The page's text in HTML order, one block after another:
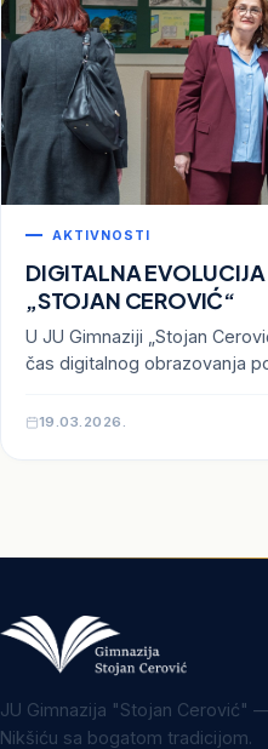
AKTIVNOSTI
DIGITALNA EVOLUCIJA
„STOJAN CEROVIĆ“
U JU Gimnaziji „Stojan
čas digitalnog obrazovanja
19.03.2026.
JU Gimnazija "Stojan Cerović"
Nikšiću sa bogatom tradicijom.